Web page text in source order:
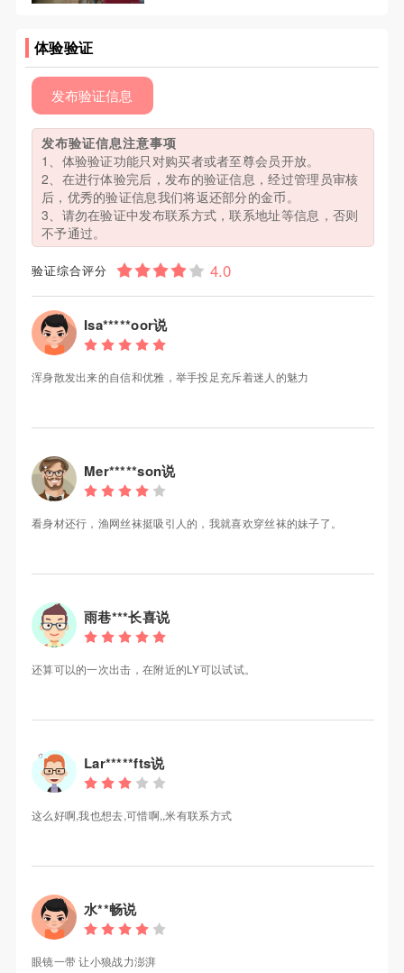
体验验证
发布验证信息
发布验证信息注意事项
1、体验验证功能只对购买者或者至尊会员开放。
2、在进行体验完后，发布的验证信息，经过管理员审核
后，优秀的验证信息我们将返还部分的金币。
3、请勿在验证中发布联系方式，联系地址等信息，否则
不予通过。
验证综合评分
Isa*****oor说
浑身散发出来的自信和优雅，举手投足充斥着迷人的魅力
Mer*****son说
看身材还行，渔网丝袜挺吸引人的，我就喜欢穿丝袜的妹子了。
雨巷***长喜说
还算可以的一次出击，在附近的LY可以试试。
Lar*****fts说
这么好啊,我也想去,可惜啊,,米有联系方式
水**畅说
眼镜一带 让小狼战力澎湃